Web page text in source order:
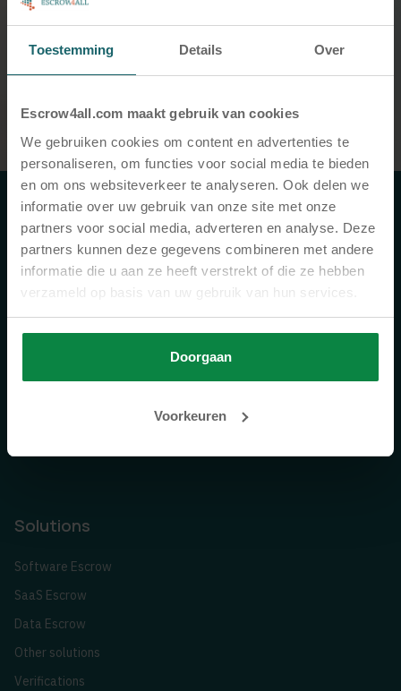
Toestemming Details Over
Escrow4all.com maakt gebruik van cookies
We gebruiken cookies om content en advertenties te
personaliseren, om functies voor social media te bieden
en om ons websiteverkeer te analyseren. Ook delen we
informatie over uw gebruik van onze site met onze
partners voor social media, adverteren en analyse. Deze
partners kunnen deze gegevens combineren met andere
informatie die u aan ze heeft verstrekt of die ze hebben
verzameld op basis van uw gebruik van hun services.
Doorgaan
Voorkeuren
Looking for innovative escrow solutions?
Contact us now.
More information
Solutions
Software Escrow
SaaS Escrow
Data Escrow
Other solutions
Verifications